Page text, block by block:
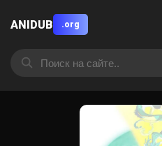
ANIDUB .org